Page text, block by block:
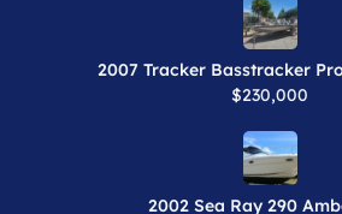
2007 Tracker Basstracker
$230,000
2002 Sea Ray 290